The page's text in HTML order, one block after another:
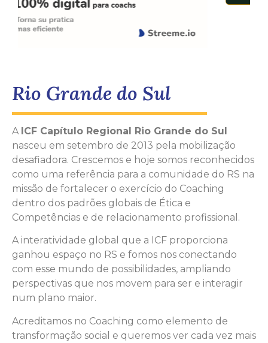
Rio Grande do Sul
A ICF Capítulo Regional Rio Grande do Sul
nasceu em setembro de 2013 pela mobilização
desafiadora. Crescemos e hoje somos reconhecidos
como uma referência para a comunidade do RS na
missão de fortalecer o exercício do Coaching
dentro dos padrões globais de Ética e
Competências e de relacionamento profissional.
A interatividade global que a ICF proporciona
ganhou espaço no RS e fomos nos conectando
com esse mundo de possibilidades, ampliando
perspectivas que nos movem para ser e interagir
num plano maior.
Acreditamos no Coaching como elemento de
transformação social e queremos ver cada vez mais